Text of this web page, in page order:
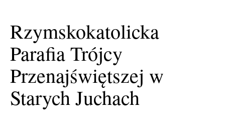
Rzymskokatolicka
Parafia Trójcy
Przenajświętszej w
Starych Juchach